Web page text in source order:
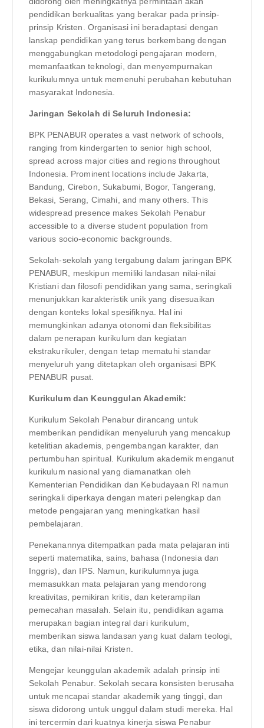
pendidikan berkualitas yang berakar pada prinsip-
prinsip Kristen. Organisasi ini beradaptasi dengan
lanskap pendidikan yang terus berkembang dengan
menggabungkan metodologi pengajaran modern,
memanfaatkan teknologi, dan menyempurnakan
kurikulumnya untuk memenuhi perubahan kebutuhan
masyarakat Indonesia.
Jaringan Sekolah di Seluruh Indonesia:
BPK PENABUR operates a vast network of schools,
ranging from kindergarten to senior high school,
spread across major cities and regions throughout
Indonesia. Prominent locations include Jakarta,
Bandung, Cirebon, Sukabumi, Bogor, Tangerang,
Bekasi, Serang, Cimahi, and many others. This
widespread presence makes Sekolah Penabur
accessible to a diverse student population from
various socio-economic backgrounds.
Sekolah-sekolah yang tergabung dalam jaringan BPK
PENABUR, meskipun memiliki landasan nilai-nilai
Kristiani dan filosofi pendidikan yang sama, seringkali
menunjukkan karakteristik unik yang disesuaikan
dengan konteks lokal spesifiknya. Hal ini
memungkinkan adanya otonomi dan fleksibilitas
dalam penerapan kurikulum dan kegiatan
ekstrakurikuler, dengan tetap mematuhi standar
menyeluruh yang ditetapkan oleh organisasi BPK
PENABUR pusat.
Kurikulum dan Keunggulan Akademik:
Kurikulum Sekolah Penabur dirancang untuk
memberikan pendidikan menyeluruh yang mencakup
ketelitian akademis, pengembangan karakter, dan
pertumbuhan spiritual. Kurikulum akademik menganut
kurikulum nasional yang diamanatkan oleh
Kementerian Pendidikan dan Kebudayaan RI namun
seringkali diperkaya dengan materi pelengkap dan
metode pengajaran yang meningkatkan hasil
pembelajaran.
Penekanannya ditempatkan pada mata pelajaran inti
seperti matematika, sains, bahasa (Indonesia dan
Inggris), dan IPS. Namun, kurikulumnya juga
memasukkan mata pelajaran yang mendorong
kreativitas, pemikiran kritis, dan keterampilan
pemecahan masalah. Selain itu, pendidikan agama
merupakan bagian integral dari kurikulum,
memberikan siswa landasan yang kuat dalam teologi,
etika, dan nilai-nilai Kristen.
Mengejar keunggulan akademik adalah prinsip inti
Sekolah Penabur. Sekolah secara konsisten berusaha
untuk mencapai standar akademik yang tinggi, dan
siswa didorong untuk unggul dalam studi mereka. Hal
ini tercermin dari kuatnya kinerja siswa Penabur